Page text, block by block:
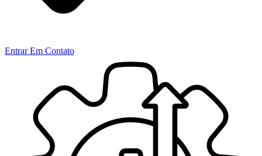
Entrar Em Contato